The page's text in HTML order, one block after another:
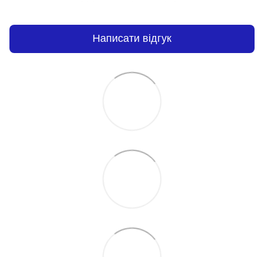
Написати відгук